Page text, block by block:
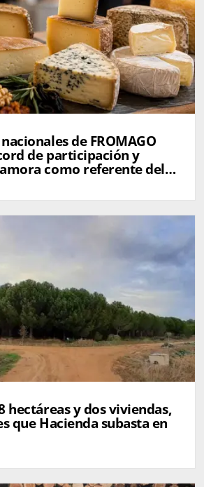
de FROMAGO
de participación y
como referente del
hectáreas y dos viviendas,
que Hacienda subasta en